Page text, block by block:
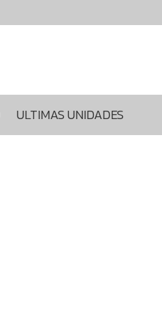
ULTIMAS UNIDADES